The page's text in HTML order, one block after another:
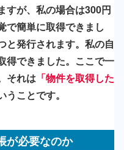
すが、私の場合は300円
で簡単に取得できまし
と発行されます。私の自
得できました。ここで一
それは 「物件を取得した
うことです。
が必要なのか